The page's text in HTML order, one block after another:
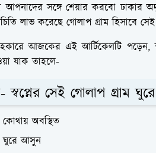
সঙ্গে শেয়ার করবো ঢাকার
লাভ করেছে গোলাপ গ্রাম হিসাবে
আজকের এই আর্টিকেলটি পড়েন,
যাক তাহলে-
সেই গোলাপ গ্রাম
কোথায় অবস্থিত
ঘুরে আসুন